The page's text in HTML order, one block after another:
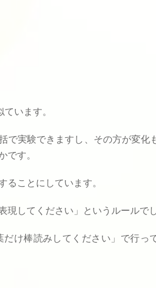
います。
で実験できますし、その方が変化
です。
ることにしています。
現してください」というルールでし
け棒読みしてください」で行っ